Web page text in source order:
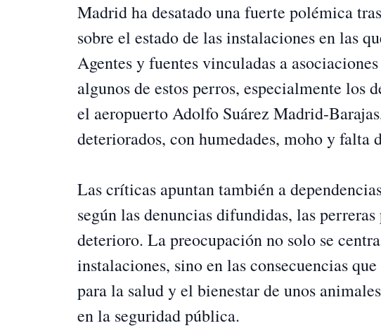
Madrid ha desatado una fuerte polémica
sobre el estado de las instalaciones en las
Agentes y fuentes vinculadas a
algunos de estos perros, especialmente los
el aeropuerto Adolfo Suárez Madrid-
deteriorados, con humedades, moho y falta
Las críticas apuntan también a
según las denuncias difundidas, las
deterioro. La preocupación no solo se
instalaciones, sino en las consecuencias
para la salud y el bienestar de unos
en la seguridad pública.